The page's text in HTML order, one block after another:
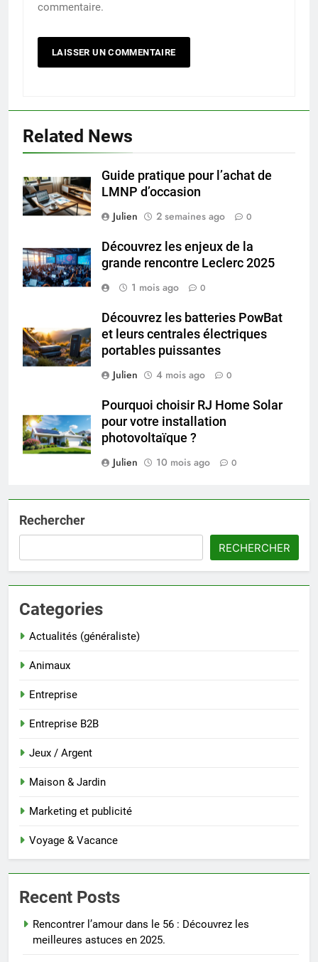
commentaire.
Related News
Guide pratique pour l’achat de
LMNP d’occasion
Julien
2 semaines ago 0
Découvrez les enjeux de la
grande rencontre Leclerc 2025
1 mois ago
0
Découvrez les batteries PowBat
et leurs centrales électriques
portables puissantes
Julien
4 mois ago 0
Pourquoi choisir RJ Home Solar
pour votre installation
photovoltaïque ?
Julien
10 mois ago 0
Rechercher
RECHERCHER
Categories
Actualités (généraliste)
Animaux
Entreprise
Entreprise B2B
Jeux / Argent
Maison & Jardin
Marketing et publicité
Voyage & Vacance
Recent Posts
Rencontrer l’amour dans le 56 : Découvrez les
meilleures astuces en 2025.